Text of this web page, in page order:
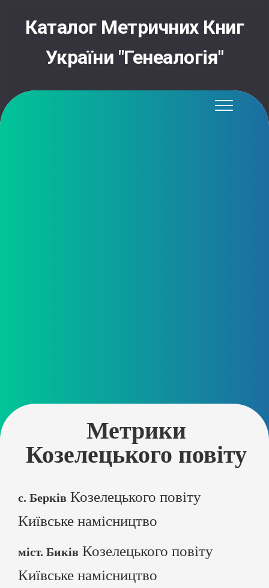
contentКаталог Метричних Книг
України "Генеалогія"
Метрики
Козелецького повіту
с. Берків Козелецького повіту
Київське намісництво
міст. Биків Козелецького повіту
Київське намісництво